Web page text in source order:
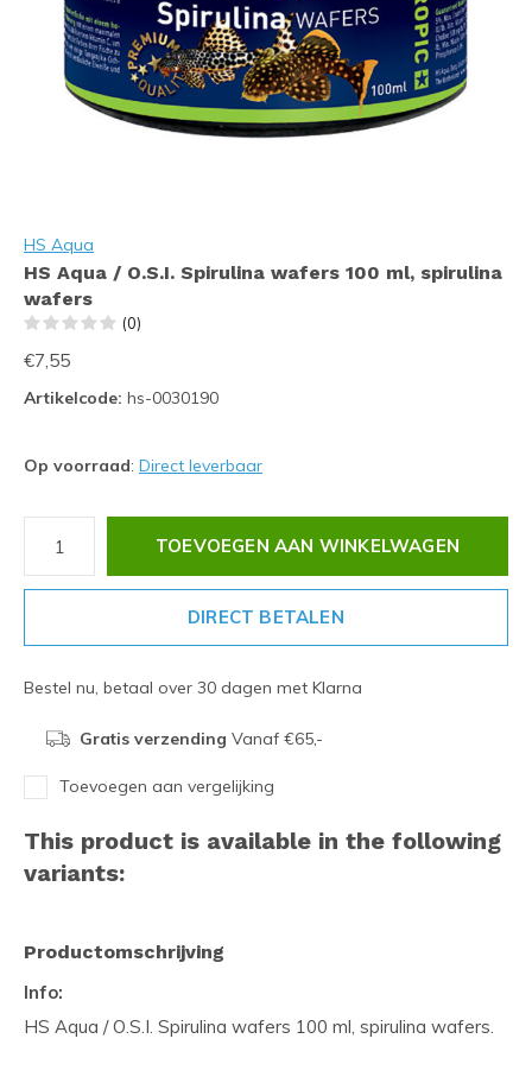
HS Aqua
HS Aqua / O.S.I. Spirulina wafers 100 ml, spirulina
wafers
(0)
€7,55
Artikelcode: hs-0030190
Op voorraad: Direct leverbaar
TOEVOEGEN AAN WINKELWAGEN
DIRECT BETALEN
Bestel nu, betaal over 30 dagen met Klarna
Gratis verzending Vanaf €65,-
Toevoegen aan vergelijking
This product is available in the following
variants:
Productomschrijving
Info:
HS Aqua / O.S.I. Spirulina wafers 100 ml, spirulina wafers.